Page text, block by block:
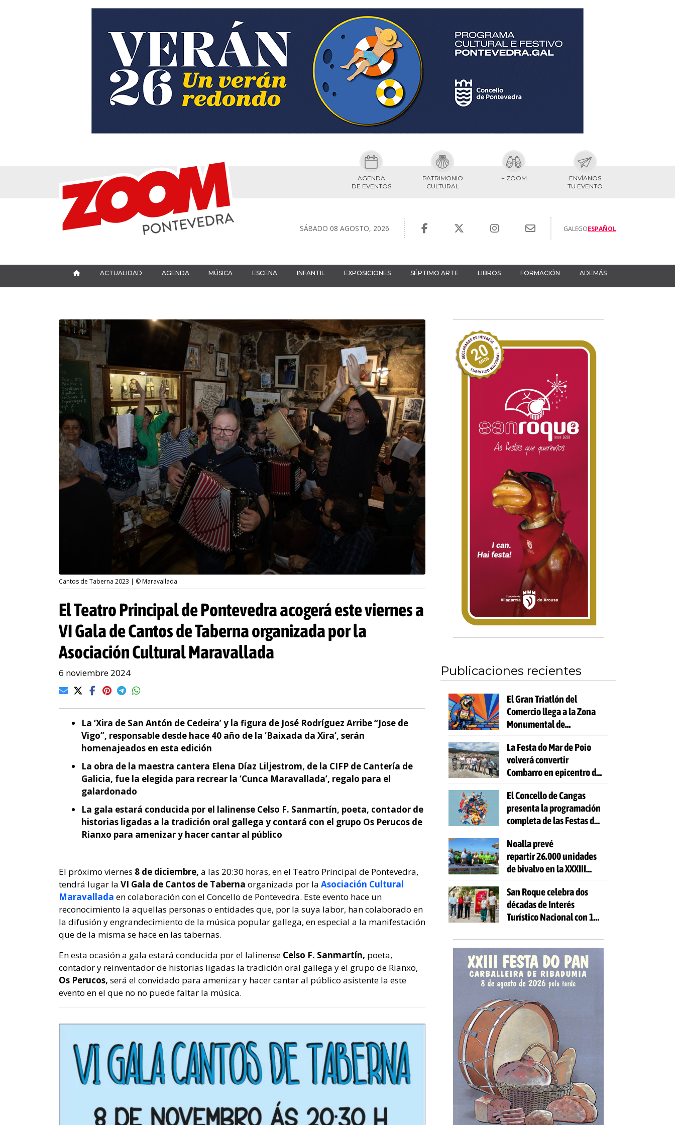
AGENDA
DE EVENTOS
PATRIMONIO
CULTURAL
+ ZOOM
ENVÍANOS
TU EVENTO
SÁBADO 08 AGOSTO, 2026 GALEGOESPAÑOL
ACTUALIDAD AGENDA MÚSICA ESCENA INFANTIL EXPOSICIONES SÉPTIMO ARTE LIBROS FORMACIÓN ADEMÁS
Cantos de Taberna 2023 | © Maravallada
El Teatro Principal de Pontevedra acogerá este viernes a
VI Gala de Cantos de Taberna organizada por la
Asociación Cultural Maravallada
6 noviembre 2024
La ‘Xira de San Antón de Cedeira’ y la figura de José Rodríguez Arribe “Jose de
Vigo”, responsable desde hace 40 año de la ‘Baixada da Xira‘, serán
homenajeados en esta edición
La obra de la maestra cantera Elena Díaz Liljestrom, de la CIFP de Cantería de
Galicia, fue la elegida para recrear la ‘Cunca Maravallada’, regalo para el
galardonado
La gala estará conducida por el lalinense Celso F. Sanmartín, poeta, contador de
historias ligadas a la tradición oral gallega y contará con el grupo Os Perucos de
Rianxo para amenizar y hacer cantar al público
El próximo viernes 8 de diciembre, a las 20:30 horas, en el Teatro Principal de Pontevedra,
tendrá lugar la VI Gala de Cantos de Taberna organizada por la Asociación Cultural
Maravallada en colaboración con el Concello de Pontevedra. Este evento hace un
reconocimiento la aquellas personas o entidades que, por la suya labor, han colaborado en
la difusión y engrandecimiento de la música popular gallega, en especial a la manifestación
que de la misma se hace en las tabernas.
En esta ocasión a gala estará conducida por el lalinense Celso F. Sanmartín, poeta,
contador y reinventador de historias ligadas la tradición oral gallega y el grupo de Rianxo,
Os Perucos, será el convidado para amenizar y hacer cantar al público asistente la este
evento en el que no no puede faltar la música.
Publicaciones recientes
El Gran Triatlón del
Comercio llega a la Zona
Monumental de
La Festa do Mar de Poio
volverá convertir
Combarro en epicentro de
El Concello de Cangas
presenta la programación
completa de las Festas do
Noalla prevé
repartir 26.000 unidades
de bivalvo en la XXXIII
San Roque celebra dos
décadas de Interés
Turístico Nacional con 10
actividades gratuitas